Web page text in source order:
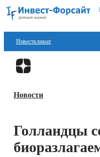
Инвестклимат
Финансы
Блокчейн
Новости
Голландцы